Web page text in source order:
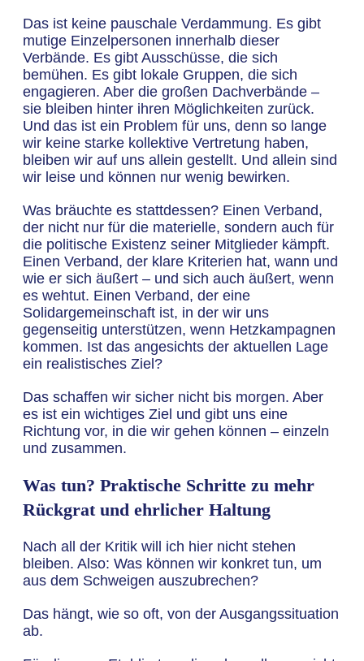
Das ist keine pauschale Verdammung. Es gibt
mutige Einzelpersonen innerhalb dieser
Verbände. Es gibt Ausschüsse, die sich
bemühen. Es gibt lokale Gruppen, die sich
engagieren. Aber die großen Dachverbände –
sie bleiben hinter ihren Möglichkeiten zurück.
Und das ist ein Problem für uns, denn so lange
wir keine starke kollektive Vertretung haben,
bleiben wir auf uns allein gestellt. Und allein sind
wir leise und können nur wenig bewirken.
Was bräuchte es stattdessen? Einen Verband,
der nicht nur für die materielle, sondern auch für
die politische Existenz seiner Mitglieder kämpft.
Einen Verband, der klare Kriterien hat, wann und
wie er sich äußert – und sich auch äußert, wenn
es wehtut. Einen Verband, der eine
Solidargemeinschaft ist, in der wir uns
gegenseitig unterstützen, wenn Hetzkampagnen
kommen. Ist das angesichts der aktuellen Lage
ein realistisches Ziel?
Das schaffen wir sicher nicht bis morgen. Aber
es ist ein wichtiges Ziel und gibt uns eine
Richtung vor, in die wir gehen können – einzeln
und zusammen.
Was tun? Praktische Schritte zu mehr
Rückgrat und ehrlicher Haltung
Nach all der Kritik will ich hier nicht stehen
bleiben. Also: Was können wir konkret tun, um
aus dem Schweigen auszubrechen?
Das hängt, wie so oft, von der Ausgangssituation
ab.